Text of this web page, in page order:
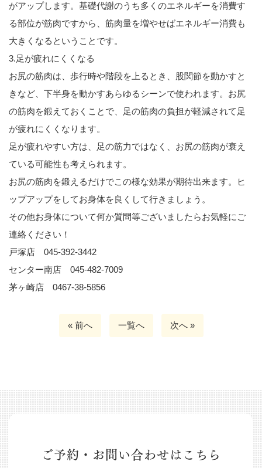
がアップします。基礎代謝のうち多くのエネルギーを消費す
る部位が筋肉ですから、筋肉量を増やせばエネルギー消費も
大きくなるということです。
3.足が疲れにくくなる
お尻の筋肉は、歩行時や階段を上るとき、股関節を動かすと
きなど、下半身を動かすあらゆるシーンで使われます。お尻
の筋肉を鍛えておくことで、足の筋肉の負担が軽減されて足
が疲れにくくなります。
足が疲れやすい方は、足の筋力ではなく、お尻の筋肉が衰え
ている可能性も考えられます。
お尻の筋肉を鍛えるだけでこの様な効果が期待出来ます。ヒ
ップアップをしてお身体を良くして行きましょう。
その他お身体について何か質問等ございましたらお気軽にご
連絡ください！
戸塚店 045-392-3442
センター南店 045-482-7009
茅ヶ崎店 0467-38-5856
« 前へ 一覧へ 次へ »
ご予約・お問い合わせはこちら